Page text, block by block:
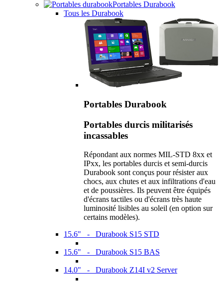
Portables Durabook
Tous les Durabook
Portables Durabook
Portables durcis militarisés
incassables
Répondant aux normes MIL-STD 8xx et
IPxx, les portables durcis et semi-durcis
Durabook sont conçus pour résister aux
chocs, aux chutes et aux infiltrations d'eau
et de poussières. Ils peuvent être équipés
d'écrans tactiles ou d'écrans très haute
luminosité lisibles au soleil (en option sur
certains modèles).
15.6" - Durabook S15 STD
15.6" - Durabook S15 BAS
14.0" - Durabook Z14I v2 Server